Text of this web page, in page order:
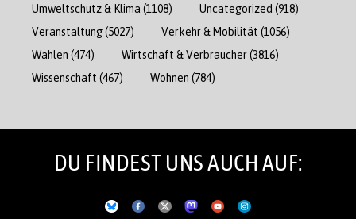
Umweltschutz & Klima (1108) Uncategorized (918)
Veranstaltung(5027) Verkehr & Mobilität (1056)
Wahlen (474) Wirtschaft & Verbraucher(3816)
Wissenschaft (467) Wohnen (784)
DU FINDEST UNS AUCH AUF: